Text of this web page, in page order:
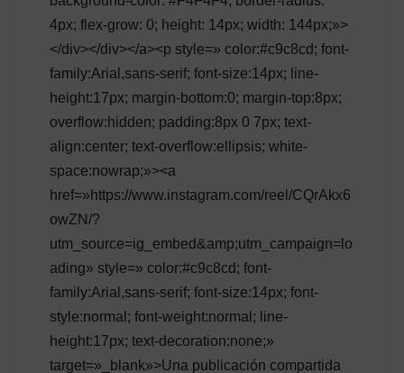
4px; flex-grow: 0; height: 14px; width: 144px;»>
</div></div></a><p style=» color:#c9c8cd; font-
family:Arial,sans-serif; font-size:14px; line-
height:17px; margin-bottom:0; margin-top:8px;
overflow:hidden; padding:8px 0 7px; text-
align:center; text-overflow:ellipsis; white-
space:nowrap;»><a
href=»https://www.instagram.com/reel/CQrAkx6
owZN/?
utm_source=ig_embed&amp;utm_campaign=lo
ading» style=» color:#c9c8cd; font-
family:Arial,sans-serif; font-size:14px; font-
style:normal; font-weight:normal; line-
height:17px; text-decoration:none;»
target=»_blank»>Una publicación compartida